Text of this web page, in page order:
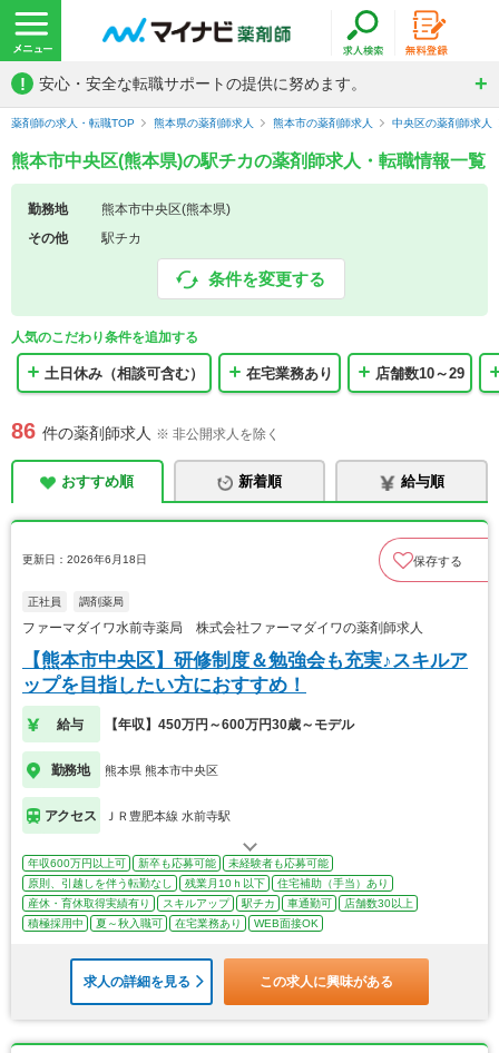
! 安心・安全な転職サポートの提供に努めます。
薬剤師の求人・転職TOP 熊本県の薬剤師求人 熊本市の薬剤師求人 中央区の薬剤師求人
熊本市中央区(熊本県)の駅チカの薬剤師求人・転職情報一覧
勤務地
熊本市中央区(熊本県)
その他
駅チカ
条件を変更する
人気のこだわり条件を追加する
土日休み（相談可含む） 在宅業務あり 店舗数10～29
86 件の薬剤師求人 ※ 非公開求人を除く
おすすめ順 新着順 給与順
更新日：2026年6月18日 保存する
正社員 調剤薬局
ファーマダイワ水前寺薬局 株式会社ファーマダイワの薬剤師求人
【熊本市中央区】研修制度＆勉強会も充実♪スキルア
ップを目指したい方におすすめ！
給与 【年収】450万円～600万円30歳～モデル
勤務地 熊本県 熊本市中央区
アクセス ＪＲ豊肥本線 水前寺駅
年収600万円以上可 新卒も応募可能
未経験者も応募可能
原則、引越しを伴う転勤なし
残業月10ｈ以下
住宅補助（手当）あり
産休・育休取得実績有り
スキルアップ 駅チカ 車通勤可
店舗数30以上
積極採用中
夏～秋入職可 在宅業務あり WEB面接OK
求人の詳細を見る この求人に興味がある